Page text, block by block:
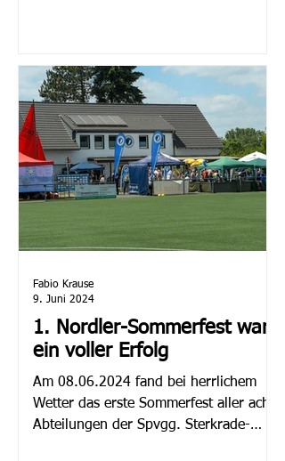
1. Nordler-Sommerfest war
ein voller Erfolg
Am 08.06.2024 fand bei herrlichem
Wetter das erste Sommerfest aller acht
Abteilungen der Spvgg. Sterkrade-
Fabio Krause
9. Juni 2024